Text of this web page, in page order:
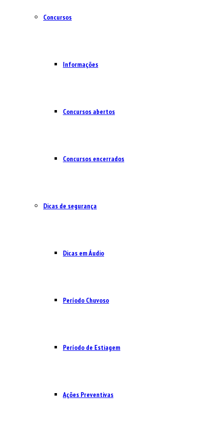
Concursos
Informações
Concursos abertos
Concursos encerrados
Dicas de segurança
Dicas em Áudio
Período Chuvoso
Período de Estiagem
Ações Preventivas